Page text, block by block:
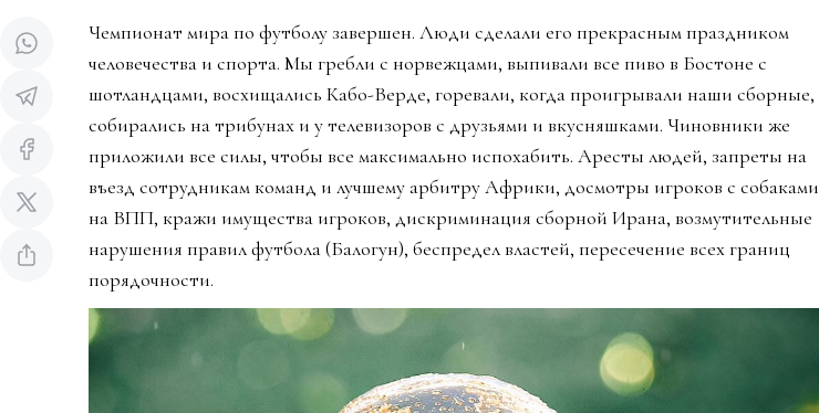
Чемпионат мира по футболу завершен. Люди сделали его прекрасным праздником
человечества и спорта. Мы гребли с норвежцами, выпивали все пиво в Бостоне с
шотландцами, восхищались Кабо-Верде, горевали, когда проигрывали наши сборные,
собирались на трибунах и у телевизоров с друзьями и вкусняшками. Чиновники же
приложили все силы, чтобы все максимально испохабить. Аресты людей, запреты на
въезд сотрудникам команд и лучшему арбитру Африки, досмотры игроков с собаками
на ВПП, кражи имущества игроков, дискриминация сборной Ирана, возмутительные
нарушения правил футбола (Балогун), беспредел властей, пересечение всех границ
порядочности.